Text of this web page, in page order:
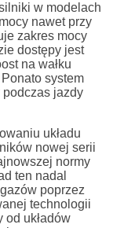
w modelach
nawet przy
zakres mocy
dostępy jest
na wałku
system
podczas jazdy
układu
nowej serii
normy
ten nadal
poprzez
technologii
układów